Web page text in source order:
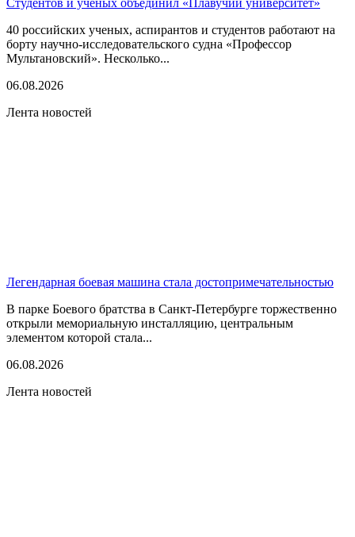
40 российских ученых, аспирантов и студентов работают на
борту научно-исследовательского судна «Профессор
Мультановский». Несколько...
06.08.2026
Лента новостей
Легендарная боевая машина стала достопримечательностью
В парке Боевого братства в Санкт-Петербурге торжественно
открыли мемориальную инсталляцию, центральным
элементом которой стала...
06.08.2026
Лента новостей